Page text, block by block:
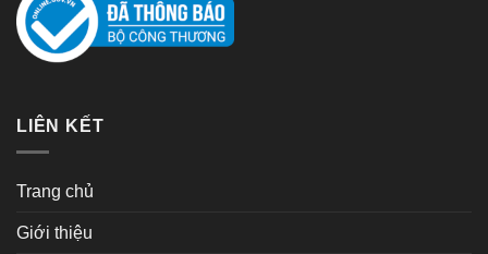
LIÊN KẾT
Trang chủ
Giới thiệu